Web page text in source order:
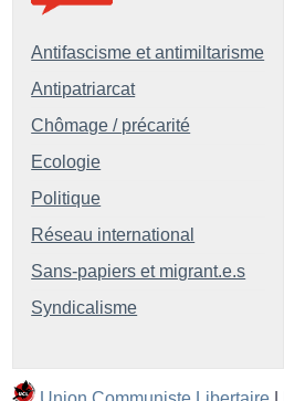
Antifascisme et antimiltarisme
Antipatriarcat
Chômage / précarité
Ecologie
Politique
Réseau international
Sans-papiers et migrant.e.s
Syndicalisme